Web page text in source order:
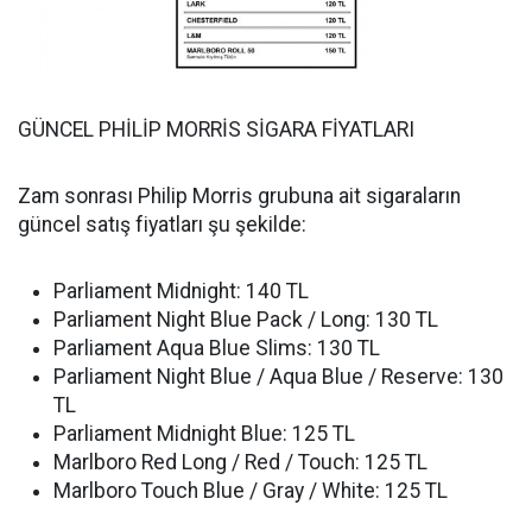
GÜNCEL PHİLİP MORRİS SİGARA FİYATLARI
Zam sonrası Philip Morris grubuna ait sigaraların
güncel satış fiyatları şu şekilde:
Parliament Midnight: 140 TL
Parliament Night Blue Pack / Long: 130 TL
Parliament Aqua Blue Slims: 130 TL
Parliament Night Blue / Aqua Blue / Reserve: 130
TL
Parliament Midnight Blue: 125 TL
Marlboro Red Long / Red / Touch: 125 TL
Marlboro Touch Blue / Gray / White: 125 TL